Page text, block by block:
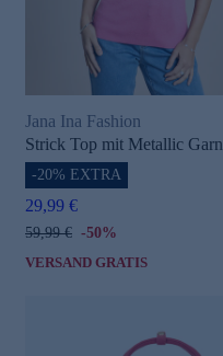
Jana Ina Fashion
Strick Top mit Metallic Garn
-20% EXTRA
29,99 €
59,99 € -50%
VERSAND GRATIS